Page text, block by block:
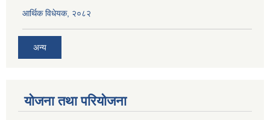
आर्थिक विधेयक, २०८२
अन्य
योजना तथा परियोजना